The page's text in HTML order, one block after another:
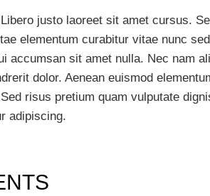
justo laoreet sit amet cursus.
elementum curabitur vitae nunc
accumsan sit amet nulla. Nec nam
dolor. Aenean euismod
risus pretium quam vulputate
adipiscing.